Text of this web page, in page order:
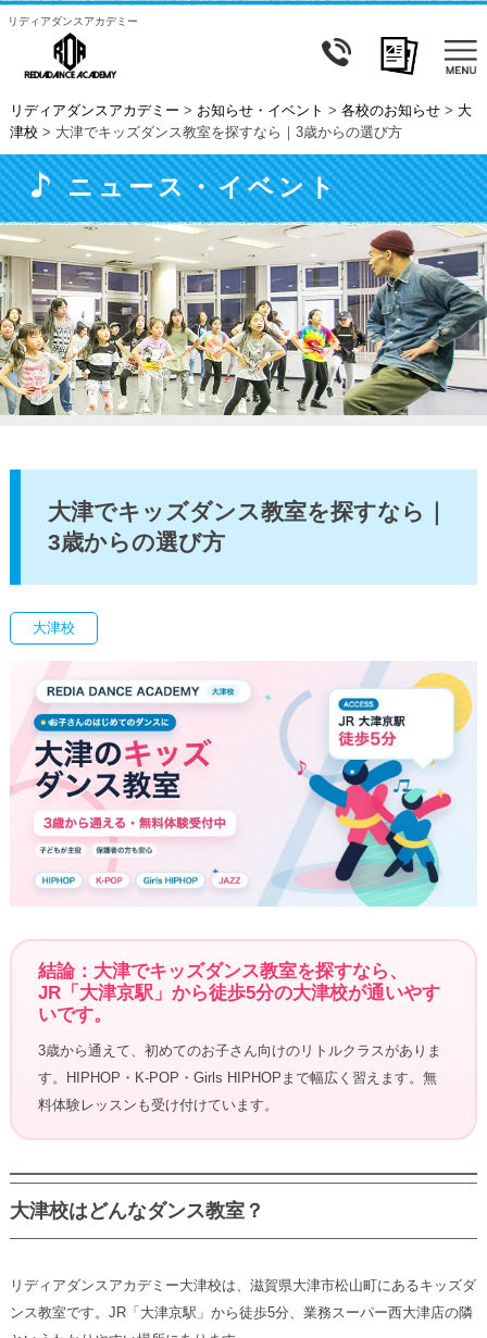
リディアダンスアカデミー
リディアダンスアカデミー > お知らせ・イベント > 各校のお知らせ> 大
津校 > 大津でキッズダンス教室を探すなら｜3歳からの選び方
ニュース・イベント
大津でキッズダンス教室を探すなら｜
3歳からの選び方
大津校
結論：大津でキッズダンス教室を探すなら、
JR「大津京駅」から徒歩5分の大津校が通いやす
いです。
3歳から通えて、初めてのお子さん向けのリトルクラスがありま
す。HIPHOP・K-POP・Girls HIPHOPまで幅広く習えます。無
料体験レッスンも受け付けています。
大津校はどんなダンス教室？
リディアダンスアカデミー大津校は、滋賀県大津市松山町にあるキッズダ
ンス教室です。JR「大津京駅」から徒歩5分、業務スーパー西大津店の隣